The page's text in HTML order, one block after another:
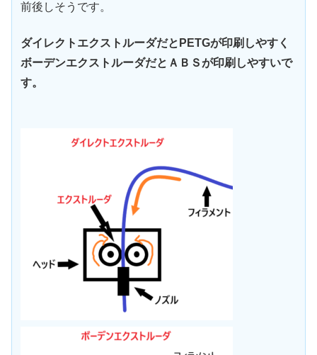
前後しそうです。
ダイレクトエクストルーダだとPETGが印刷しやすく
ボーデンエクストルーダだとＡＢＳが印刷しやすいで
す。